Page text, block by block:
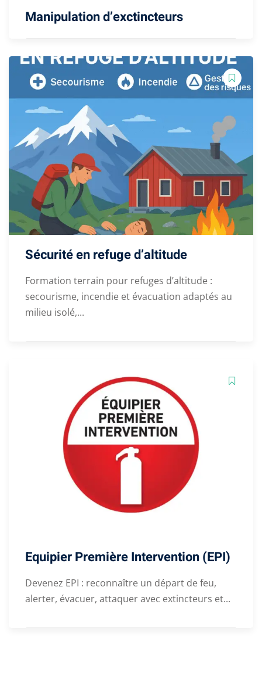
Manipulation d’exctincteurs
Sécurité en refuge d’altitude
Formation terrain pour refuges d’altitude :
secourisme, incendie et évacuation adaptés au
milieu isolé,...
Equipier Première Intervention (EPI)
Devenez EPI : reconnaître un départ de feu,
alerter, évacuer, attaquer avec extincteurs et...